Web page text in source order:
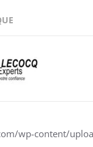
wp-content/